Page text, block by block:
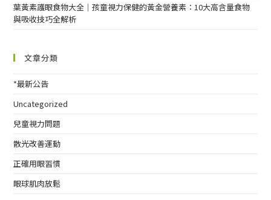
葉黃素護眼食物大全｜孩童視力保健的黃金營養素：10大高含量食物
與吸收技巧全解析
文章分類
*最新公告
Uncategorized
兒童視力問題
散光改善運動
正確用眼習慣
眼球肌肉放鬆